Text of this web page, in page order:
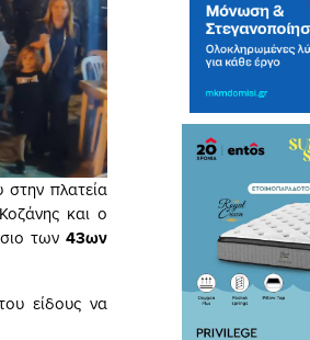
στην πλατεία
και ο
των 43ων
είδους να